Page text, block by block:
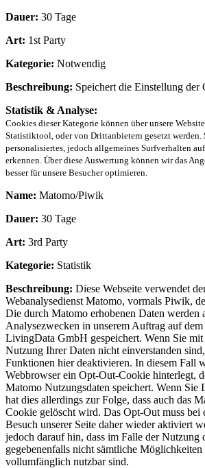
Dauer: 30 Tage
Art: 1st Party
Kategorie: Notwendig
Beschreibung: Speichert die Einstellung
Statistik & Analyse:
Cookies dieser Kategorie können über unsere
Statistiktool, oder von Drittanbietern gesetzt werden.
personalisiertes, jedoch allgemeines Surfverhalten
erkennen. Über diese Auswertung können wir das
besser für unsere Besucher optimieren.
Name: Matomo/Piwik
Dauer: 30 Tage
Art: 3rd Party
Kategorie: Statistik
Beschreibung: Diese Webseite verwendet
Webanalysedienst Matomo, vormals Piwik,
Die durch Matomo erhobenen Daten werden
Analysezwecken in unserem Auftrag auf dem
LivingData GmbH gespeichert. Wenn Sie mit
Nutzung Ihrer Daten nicht einverstanden
Funktionen hier deaktivieren. In diesem Fall
Webbrowser ein Opt-Out-Cookie hinterlegt,
Matomo Nutzungsdaten speichert. Wenn Sie
hat dies allerdings zur Folge, dass auch das
Cookie gelöscht wird. Das Opt-Out muss bei
Besuch unserer Seite daher wieder aktiviert
jedoch darauf hin, dass im Falle der
gegebenenfalls nicht sämtliche Möglichkeiten
vollumfänglich nutzbar sind.